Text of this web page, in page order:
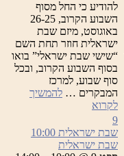
להודיע כי החל מסוף
השבוע הקרוב, 26-25
באוגוסט, מיזם שבת
ישראלית חוזר תחת השם
“שישי שבת ישראלי” בואו
בסוף השבוע הקרוב, ובכל
סוף שבוע, למרכז
המבקרים … להמשיך
לקרוא
9
שבת ישראלית 10:00
שבת ישראלית